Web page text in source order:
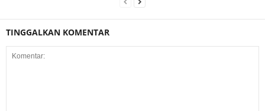
TINGGALKAN KOMENTAR